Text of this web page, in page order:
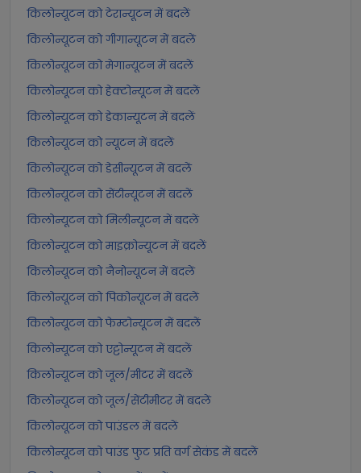
किलोन्यूटन को टेरान्यूटन में बदलें
किलोन्यूटन को गीगान्यूटन में बदलें
किलोन्यूटन को मेगान्यूटन में बदलें
किलोन्यूटन को हेक्टोन्यूटन में बदलें
किलोन्यूटन को डेकान्यूटन में बदलें
किलोन्यूटन को न्यूटन में बदलें
किलोन्यूटन को डेसीन्यूटन में बदलें
किलोन्यूटन को सेंटीन्यूटन में बदलें
किलोन्यूटन को मिलीन्यूटन में बदलें
किलोन्यूटन को माइक्रोन्यूटन में बदलें
किलोन्यूटन को नैनोन्यूटन में बदलें
किलोन्यूटन को पिकोन्यूटन में बदलें
किलोन्यूटन को फेम्टोन्यूटन में बदलें
किलोन्यूटन को एट्टोन्यूटन में बदलें
किलोन्यूटन को जूल/मीटर में बदलें
किलोन्यूटन को जूल/सेंटीमीटर में बदलें
किलोन्यूटन को पाउंडल में बदलें
किलोन्यूटन को पाउंड फुट प्रति वर्ग सेकंड में बदलें